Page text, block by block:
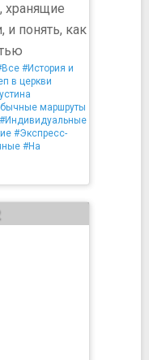
хранящие
и понять, как
#История и
в церкви
маршруты
#Индивидуальные
#Экспресс-
#На